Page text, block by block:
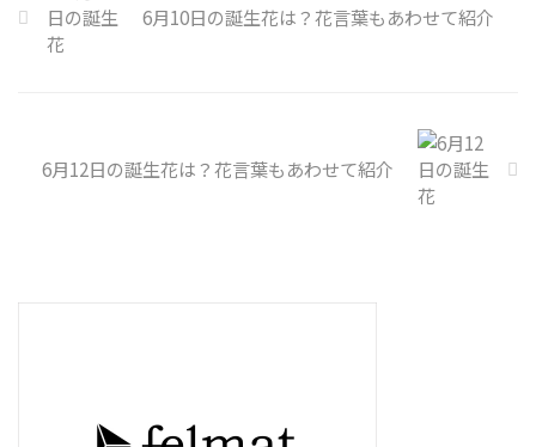
6月10日の誕生花は？花言葉もあわせて紹介
6月12日の誕生花は？花言葉もあわせて紹介